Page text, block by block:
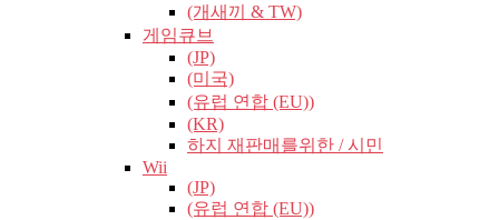
(개새끼 & TW)
게임큐브
(JP)
(미국)
(유럽​​ 연합 (EU))
(KR)
하지 재판매를위한 / 시민
Wii
(JP)
(유럽​​ 연합 (EU))